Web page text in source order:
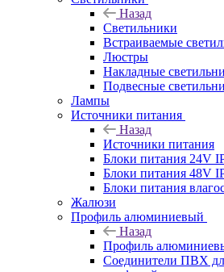
Назад
Светильники
Встраиваемые
Люстры
Накладные
Подвесные
Лампы
Источники питания
Назад
Источники питания
Блоки питания 24V
Блоки питания 48V
Блоки питания
Жалюзи
Профиль алюминиевый
Назад
Профиль
Соединители ПВХ